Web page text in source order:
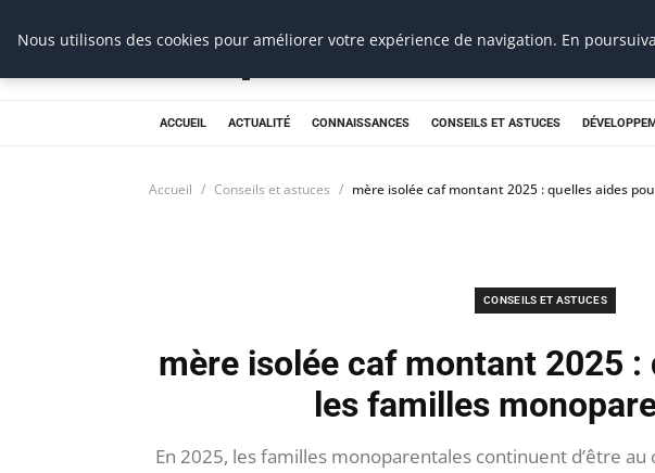
Prospection Pro
ACCUEIL ACTUALITÉ CONNAISSANCES CONSEILS ET ASTUCES
Accueil Conseils et astuces mère isolée caf montant 2025 : quelles aides
CONSEILS ET ASTUCES
mère isolée caf montant 2025 :
les familles
En 2025, les familles monoparentales continuent d’être
Nous utilisons des cookies pour améliorer votre expérience de navigation. En